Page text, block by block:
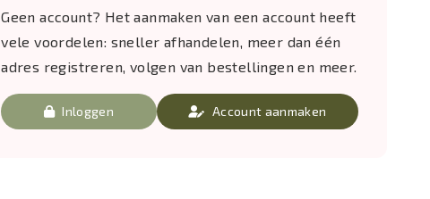
Geen account? Het aanmaken van een account heeft
vele voordelen: sneller afhandelen, meer dan één
adres registreren, volgen van bestellingen en meer.
Inloggen Account aanmaken